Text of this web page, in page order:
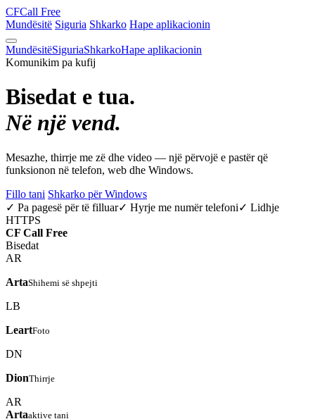
CFCall Free
Mundësitë Siguria Shkarko Hape aplikacionin
MundësitëSiguriaShkarkoHape aplikacionin
Komunikim pa kufij
Bisedat e tua.
Në një vend.
Mesazhe, thirrje me zë dhe video — një përvojë e pastër që
funksionon në telefon, web dhe Windows.
Fillo tani Shkarko për Windows
✓ Pa pagesë për të filluar✓ Hyrje me numër telefoni✓ Lidhje
HTTPS
CF Call Free
Bisedat
AR
ArtaShihemi së shpejti
LB
LeartFoto
DN
DionThirrje
AR
Artaaktive tani